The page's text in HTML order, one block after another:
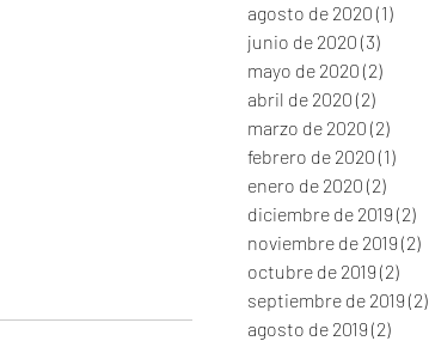
agosto de 2020 (1)
junio de 2020 (3)
mayo de 2020 (2)
abril de 2020 (2)
marzo de 2020 (2)
febrero de 2020 (1)
enero de 2020 (2)
diciembre de 2019 (2)
noviembre de 2019 (2)
octubre de 2019 (2)
septiembre de 2019 (2)
agosto de 2019 (2)